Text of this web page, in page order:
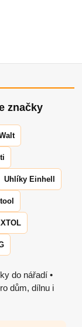
značky
Uhlíky Einhell
do nářadí •
dům, dílnu i